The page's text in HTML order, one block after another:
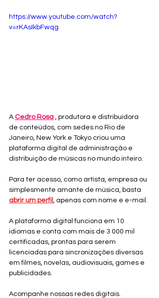
https://www.youtube.com/watch?
v=rKAsIkbFwqg
A Cedro Rosa , produtora e distribuidora
de conteúdos, com sedes no Rio de
Janeiro, New York e Tokyo criou uma
plataforma digital de administração e
distribuição de músicas no mundo inteiro.
Para ter acesso, como artista, empresa ou
simplesmente amante de música, basta
abrir um perfil
, apenas com nome e e-mail.
A plataforma digital funciona em 10
idiomas e conta com mais de 3 000 mil
certificadas, prontas para serem
licenciadas para sincronizações diversas
em filmes, novelas, audiovisuais, games e
publicidades.
Acompanhe nossas redes digitais.